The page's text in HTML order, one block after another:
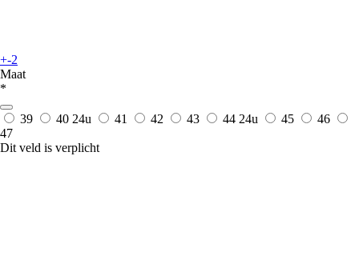
+-2
Maat
*
39 40 24u 41 42 43 44 24u 45
46
47
Dit veld is verplicht